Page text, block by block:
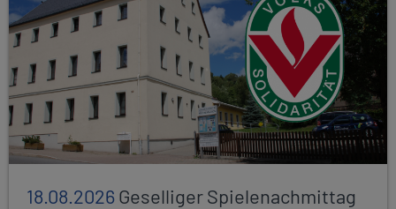
18.08.2026Geselliger Spielenachmittag